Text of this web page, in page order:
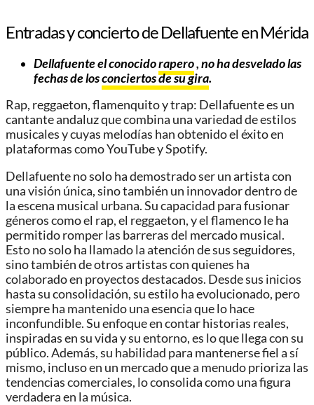
Entradas y concierto de Dellafuente en Mérida
Dellafuente el conocidorapero, no ha desvelado las
fechas de losconciertos de su gira.
Rap, reggaeton, flamenquito y trap: Dellafuente es un
cantante andaluz que combina una variedad de estilos
musicales y cuyas melodías han obtenido el éxito en
plataformas como YouTube y Spotify.
Dellafuente no solo ha demostrado ser un artista con
una visión única, sino también un innovador dentro de
la escena musical urbana. Su capacidad para fusionar
géneros como el rap, el reggaeton, y el flamenco le ha
permitido romper las barreras del mercado musical.
Esto no solo ha llamado la atención de sus seguidores,
sino también de otros artistas con quienes ha
colaborado en proyectos destacados. Desde sus inicios
hasta su consolidación, su estilo ha evolucionado, pero
siempre ha mantenido una esencia que lo hace
inconfundible. Su enfoque en contar historias reales,
inspiradas en su vida y su entorno, es lo que llega con su
público. Además, su habilidad para mantenerse fiel a sí
mismo, incluso en un mercado que a menudo prioriza las
tendencias comerciales, lo consolida como una figura
verdadera en la música.